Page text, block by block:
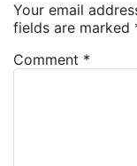
Your email
fields are marked
Comment *